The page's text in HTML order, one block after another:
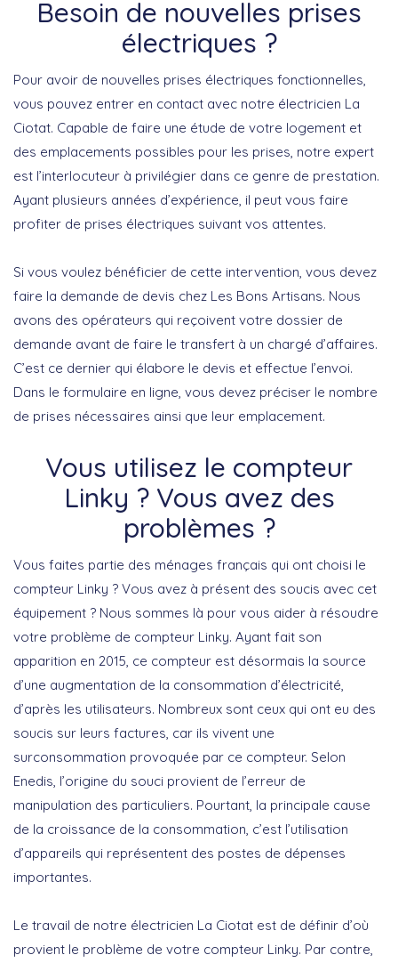
Besoin de nouvelles prises
électriques ?
Pour avoir de nouvelles prises électriques fonctionnelles,
vous pouvez entrer en contact avec notre électricien La
Ciotat. Capable de faire une étude de votre logement et
des emplacements possibles pour les prises, notre expert
est l’interlocuteur à privilégier dans ce genre de prestation.
Ayant plusieurs années d’expérience, il peut vous faire
profiter de prises électriques suivant vos attentes.
Si vous voulez bénéficier de cette intervention, vous devez
faire la demande de devis chez Les Bons Artisans. Nous
avons des opérateurs qui reçoivent votre dossier de
demande avant de faire le transfert à un chargé d’affaires.
C’est ce dernier qui élabore le devis et effectue l’envoi.
Dans le formulaire en ligne, vous devez préciser le nombre
de prises nécessaires ainsi que leur emplacement.
Vous utilisez le compteur
Linky ? Vous avez des
problèmes ?
Vous faites partie des ménages français qui ont choisi le
compteur Linky ? Vous avez à présent des soucis avec cet
équipement ? Nous sommes là pour vous aider à résoudre
votre problème de compteur Linky. Ayant fait son
apparition en 2015, ce compteur est désormais la source
d’une augmentation de la consommation d’électricité,
d’après les utilisateurs. Nombreux sont ceux qui ont eu des
soucis sur leurs factures, car ils vivent une
surconsommation provoquée par ce compteur. Selon
Enedis, l’origine du souci provient de l’erreur de
manipulation des particuliers. Pourtant, la principale cause
de la croissance de la consommation, c’est l’utilisation
d’appareils qui représentent des postes de dépenses
importantes.
Le travail de notre électricien La Ciotat est de définir d’où
provient le problème de votre compteur Linky. Par contre,